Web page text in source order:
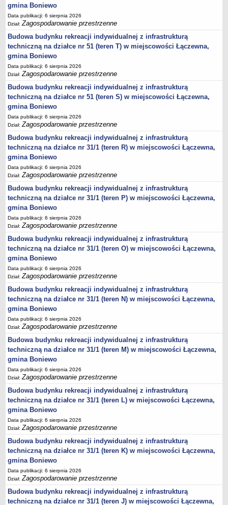
Konkursy
elektronizacja zamówień publicznych
zamówienia do 170 000 PLN
PRAWO LOKALNE
Statut
Uchwały
Projekty uchwał
Zarządzenia
Protokoły
Opłaty i podatki
Zagospodarowanie przestrzenne
Obwieszczenia,Zawiadomienia, sprawozdania ochrony środowiska
Decyzje o środowiskowych uwarunkowaniach
REWITALIZACJA GMINY BONIEWO
PPWOW
Aktualności
konkursy
Podręcznik PPWOW
Plan działania
Strategia Rozwiązywania Problemów Społecznych
Lista osób kluczowych
Lista aktywności społecznych
Lista lokalnych liderów
Podmioty uprawnione do świadczenia usług integracji społecznej
Wykaz usług społecznych
Plan utrwalania rezultatów
FUNDUSZ WSPARCIA
MIENIE KOMUNALNE
2006
2007
2008
2010
2009
POMOC PUBLICZNA
PUBLICZNIE DOSTĘPNY WYKAZ DANYCH ZAWIERAJĄCYCH INFORMACJE O
ŚRODOWISKU I JEGO OCHRONIE
Udostepnianie informacji o środowisku
Informacja o wykazie
gmina Boniewo
Data publikacji: 6 sierpnia 2026
Dział:Zagospodarowanie przestrzenne
Budowa budynku rekreacji indywidualnej z infrastrukturą
techniczną na działce nr 51 (teren T) w miejscowości Łączewna,
gmina Boniewo
Data publikacji: 6 sierpnia 2026
Dział:Zagospodarowanie przestrzenne
Budowa budynku rekreacji indywidualnej z infrastrukturą
techniczną na działce nr 51 (teren S) w miejscowości Łączewna,
gmina Boniewo
Data publikacji: 6 sierpnia 2026
Dział:Zagospodarowanie przestrzenne
Budowa budynku rekreacji indywidualnej z infrastrukturą
techniczną na działce nr 31/1 (teren R) w miejscowości Łączewna,
gmina Boniewo
Data publikacji: 6 sierpnia 2026
Dział:Zagospodarowanie przestrzenne
Budowa budynku rekreacji indywidualnej z infrastrukturą
techniczną na działce nr 31/1 (teren P) w miejscowości Łączewna,
gmina Boniewo
Data publikacji: 6 sierpnia 2026
Dział:Zagospodarowanie przestrzenne
Budowa budynku rekreacji indywidualnej z infrastrukturą
techniczną na działce nr 31/1 (teren O) w miejscowości Łączewna,
gmina Boniewo
Data publikacji: 6 sierpnia 2026
Dział:Zagospodarowanie przestrzenne
Budowa budynku rekreacji indywidualnej z infrastrukturą
techniczną na działce nr 31/1 (teren N) w miejscowości Łączewna,
gmina Boniewo
Data publikacji: 6 sierpnia 2026
Dział:Zagospodarowanie przestrzenne
Budowa budynku rekreacji indywidualnej z infrastrukturą
techniczną na działce nr 31/1 (teren M) w miejscowości Łączewna,
gmina Boniewo
Data publikacji: 6 sierpnia 2026
Dział:Zagospodarowanie przestrzenne
Budowa budynku rekreacji indywidualnej z infrastrukturą
techniczną na działce nr 31/1 (teren L) w miejscowości Łączewna,
gmina Boniewo
Data publikacji: 6 sierpnia 2026
Dział:Zagospodarowanie przestrzenne
Budowa budynku rekreacji indywidualnej z infrastrukturą
techniczną na działce nr 31/1 (teren K) w miejscowości Łączewna,
gmina Boniewo
Data publikacji: 6 sierpnia 2026
Dział:Zagospodarowanie przestrzenne
Budowa budynku rekreacji indywidualnej z infrastrukturą
techniczną na działce nr 31/1 (teren J) w miejscowości Łączewna,